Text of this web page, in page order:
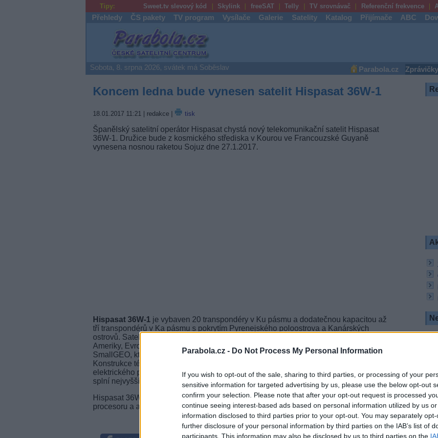
Parabola.cz - Do Not Process My Personal Information
If you wish to opt-out of the sale, sharing to third parties, or processing of your
sensitive information for targeted advertising by us, please use the below opt-out
confirm your selection. Please note that after your opt-out request is processed
continue seeing interest-based ads based on personal information utilized by us
information disclosed to third parties prior to your opt-out. You may separately
further disclosure of your personal information by third parties on the IAB’s list of
participants. This information may also be disclosed by us to third parties on the
Tipy: Sweet.tv slevový kód Skylink freeSAT Telly TV srovnávač Referenční frekvence
Přehledy ČS pakety TV program Vysílače Galerie Satelity Katalog Přijímače ABC
Parabola.cz
Sobota, 8. srpna 2026, svátek má Soběslav Parabola.cz Zprávičky
Koncem ledna bude vynesen satelit Hispasat 36W-1
18.01.2017 11:21 | redakce | tisk
Španělský satelitní operátor Hispasat chystá nový telekomunikační satelit Hispasat
36W-1. Družice bude z kosmického střediska v Kourou ve Francouzské Guyaně
vynesena nosnou raketou Sojuz dne 27.1.2017.
Hispasat 36W-1 je vybaven 20 transpondéry v Ku pásmu a dodatečnou kapacitou až
tří transpondérů v Ka pásmu s pokrytím Pyrenejského poloostrova a Kanárských
ostrovů. Satelit otevře novou orbitální pozici 36°W, která bude poskytovat pokrytí Jižní
Ameriky, Evropy a Kanárských ostrovů. Jde o první satelit postavený na platformě
SmallGEO, která byla společně vyvinutá ESA a německou firmou OHM System AG.
Konstrukce této platformy umožňuje podstatné snížení hmotnosti satelitu díky použití
elektrického pohonu po celou dobu své životnosti, čímž se sníží náklady na vynesení a
splní nejvyšší požadavky pro telekomunikační služby.
Hispasat 36W-1 je rovněž vybaven inovativní RedSAT kapacitou, slouženou z
procesoru a antény, která aktivně přijímá povely k rekonfiguraci svazků.